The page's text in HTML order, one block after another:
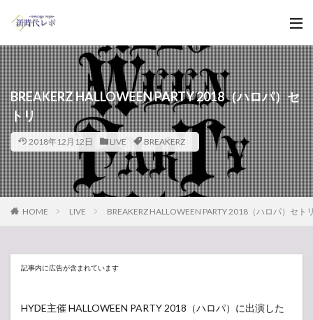
BREAKERZ HALLOWEEN PARTY 2018（ハロパ）セ
トリ
2018年12月12日 LIVE BREAKERZ
HOME LIVE BREAKERZ HALLOWEEN PARTY 2018（ハロパ）セト
記事内に広告が含まれています
HYDE主催 HALLOWEEN PARTY 2018（ハロパ）に出演した